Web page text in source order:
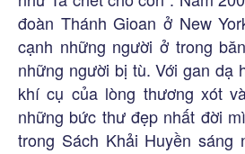
đoàn Thánh Gioan ở New
cạnh những người ở trong
những người bị tù. Với gan dạ
khí cụ của lòng thương xót
những bức thư đẹp nhất đời
trong Sách Khải Huyền sáng